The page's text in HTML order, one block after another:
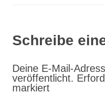
Schreibe
Deine E-Mail-
veröffentlicht.
markiert